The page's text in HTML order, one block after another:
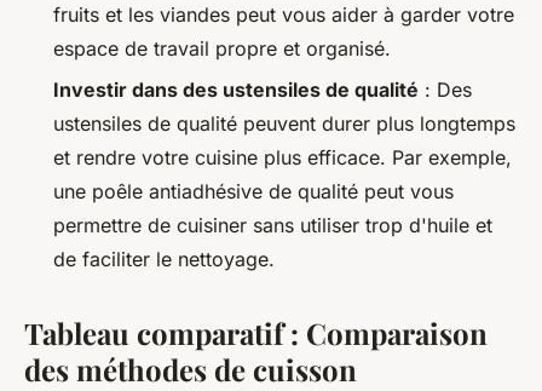
fruits et les viandes peut vous aider à garder votre
espace de travail propre et organisé.
Investir dans des ustensiles de qualité : Des
ustensiles de qualité peuvent durer plus longtemps
et rendre votre cuisine plus efficace. Par exemple,
une poêle antiadhésive de qualité peut vous
permettre de cuisiner sans utiliser trop d'huile et
de faciliter le nettoyage.
Tableau comparatif : Comparaison
des méthodes de cuisson